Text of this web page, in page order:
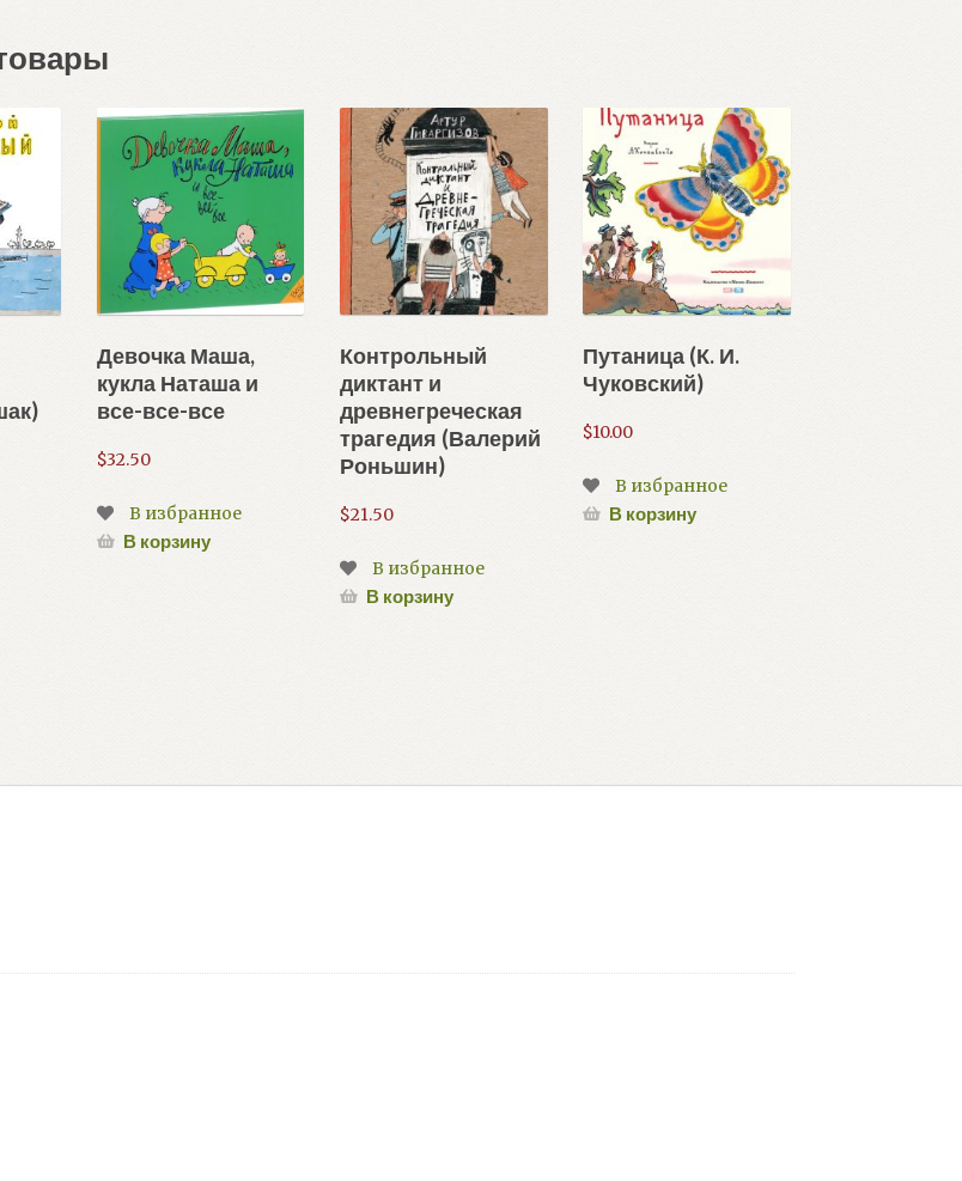
Девочка Маша,
кукла Наташа и
все-все-все
$32.50
В избранное
В корзину
Контрольный
диктант и
древнегреческая
трагедия (Валерий
Роньшин)
$21.50
В избранное
В корзину
Путаница (К. И.
Чуковский)
$10.00
В избранное
В корзину